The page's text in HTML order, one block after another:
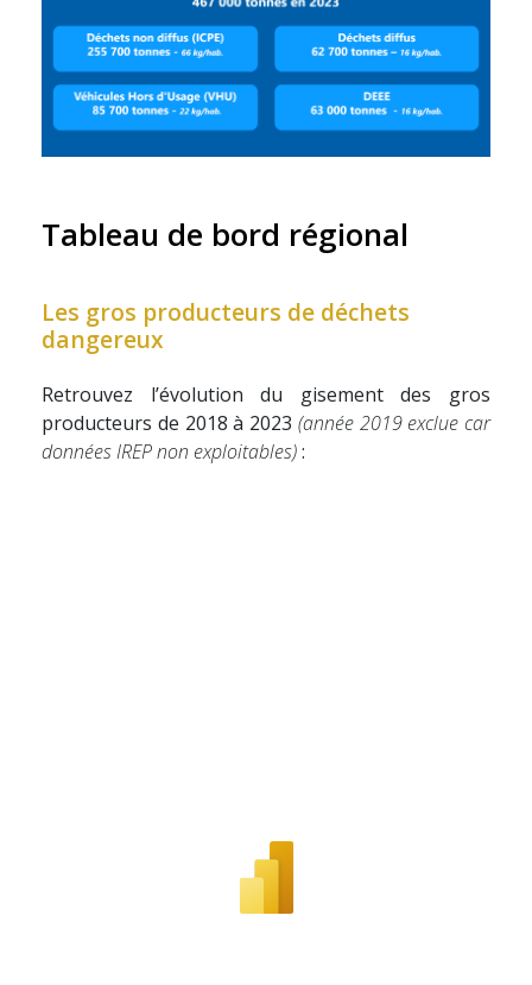
Tableau de bord régional
Les gros producteurs de déchets
dangereux
Retrouvez l’évolution du gisement des gros
producteurs de 2018 à 2023 (année 2019 exclue car
données IREP non exploitables):